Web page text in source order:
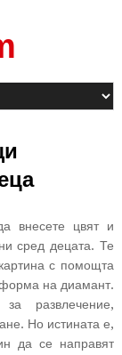
внесете цвят и
сред децата. Те
с помощта
на диамант.
развлечение,
Но истината е,
да се направят